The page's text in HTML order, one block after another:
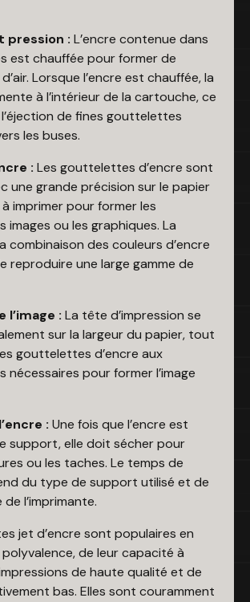
pression : L’encre contenue dans
est chauffée pour former de
Lorsque l’encre est chauffée, la
à l’intérieur de la cartouche, ce
de fines gouttelettes
les buses.
: Les gouttelettes d’encre sont
une grande précision sur le papier
imprimer pour former les
images ou les graphiques. La
combinaison des couleurs d’encre
reproduire une large gamme de
l’image : La tête d’impression se
sur la largeur du papier, tout
gouttelettes d’encre aux
nécessaires pour former l’image
: Une fois que l’encre est
support, elle doit sécher pour
ou les taches. Le temps de
du type de support utilisé et de
l’imprimante.
jet d’encre sont populaires en
de leur capacité à
de haute qualité et de
bas. Elles sont couramment